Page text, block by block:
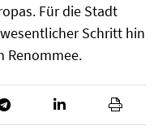
Für die Stadt
Schritt hin
Renommee.